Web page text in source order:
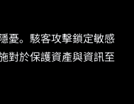
憂。駭客攻擊鎖定敏感
對於保護資產與資訊至